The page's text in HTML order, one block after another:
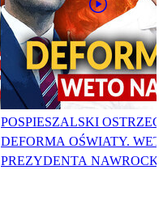
POSPIESZALSKI
DEFORMA OŚWIATY.
PREZYDENTA